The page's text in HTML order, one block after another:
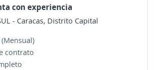
con experiencia
- Caracas, Distrito Capital
contrato